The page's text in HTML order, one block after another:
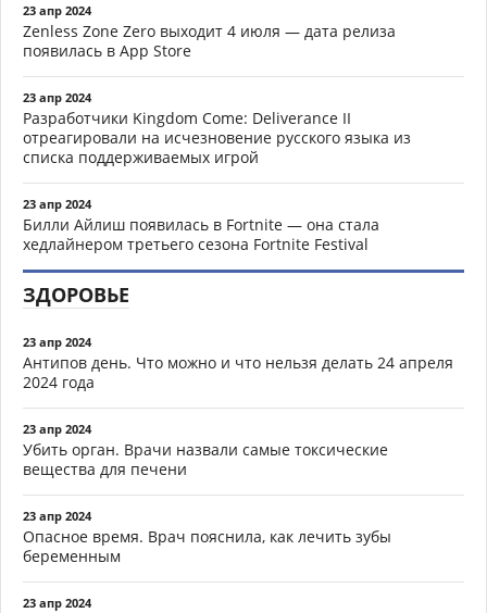
23 апр 2024
Zenless Zone Zero выходит 4 июля — дата релиза
появилась в App Store
23 апр 2024
Разработчики Kingdom Come: Deliverance II
отреагировали на исчезновение русского языка из
списка поддерживаемых игрой
23 апр 2024
Билли Айлиш появилась в Fortnite — она стала
хедлайнером третьего сезона Fortnite Festival
ЗДОРОВЬЕ
23 апр 2024
Антипов день. Что можно и что нельзя делать 24 апреля
2024 года
23 апр 2024
Убить орган. Врачи назвали самые токсические
вещества для печени
23 апр 2024
Опасное время. Врач пояснила, как лечить зубы
беременным
23 апр 2024